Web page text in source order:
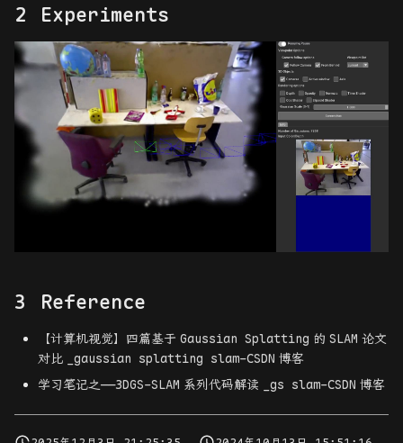
Experiments
Reference
【计算机视觉】四篇基于 Gaussian Splatting 的 SLAM 论文
对比
_gaussian splatting slam-CSDN 博客
学习笔记之——3DGS-SLAM 系列代码解读 _gs slam-CSDN 博客